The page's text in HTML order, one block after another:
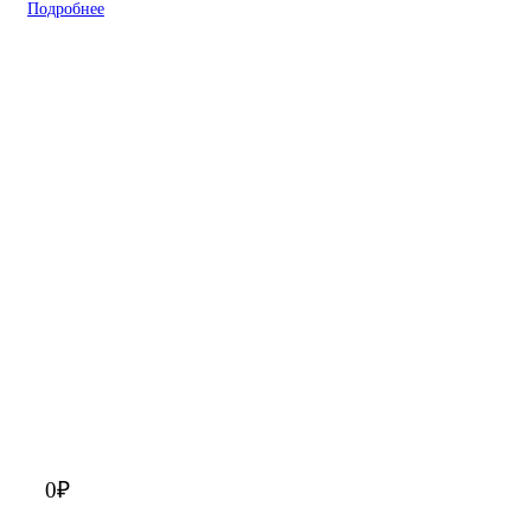
Подробнее
0₽